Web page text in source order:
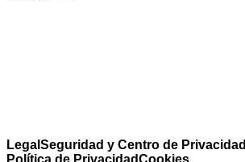
Legal Seguridad y Centro de Privacidad
Política de PrivacidadCookies